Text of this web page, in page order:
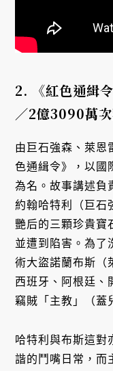
2. 《紅色通
／2億3090萬
由巨石強森、萊恩
色通緝令》，以國
為名。故事講述負
約翰哈特利（巨石
艷后的三顆珍貴寶
並遭到陷害。為了
術大盜諾蘭布斯（
西班牙、阿根廷、
竊賊「主教」（蓋
哈特利與布斯這對
諧的鬥嘴日常，而